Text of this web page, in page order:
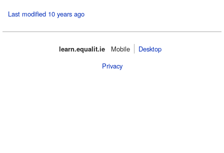
Last modified 10 years ago
learn.equalit.ie Mobile‌
Desktop
Privacy